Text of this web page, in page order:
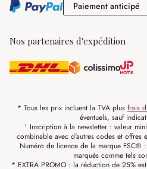
Paiement anticipé
Nos partenaires d'expédition
* Tous les prix incluent la TVA plus frais
éventuels, sauf
¹ Inscription à la newsletter : valeur
combinable avec d'autres codes et offres
Numéro de licence de la marque FSC®
marqués comme tels
* EXTRA PROMO : la réduction de 25%